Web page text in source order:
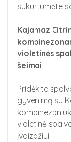
sukurtumėte
Kajamaz
violetinės
šeimai
Pridėkite
gyvenimą su
violetinė
įvaizdžiui.